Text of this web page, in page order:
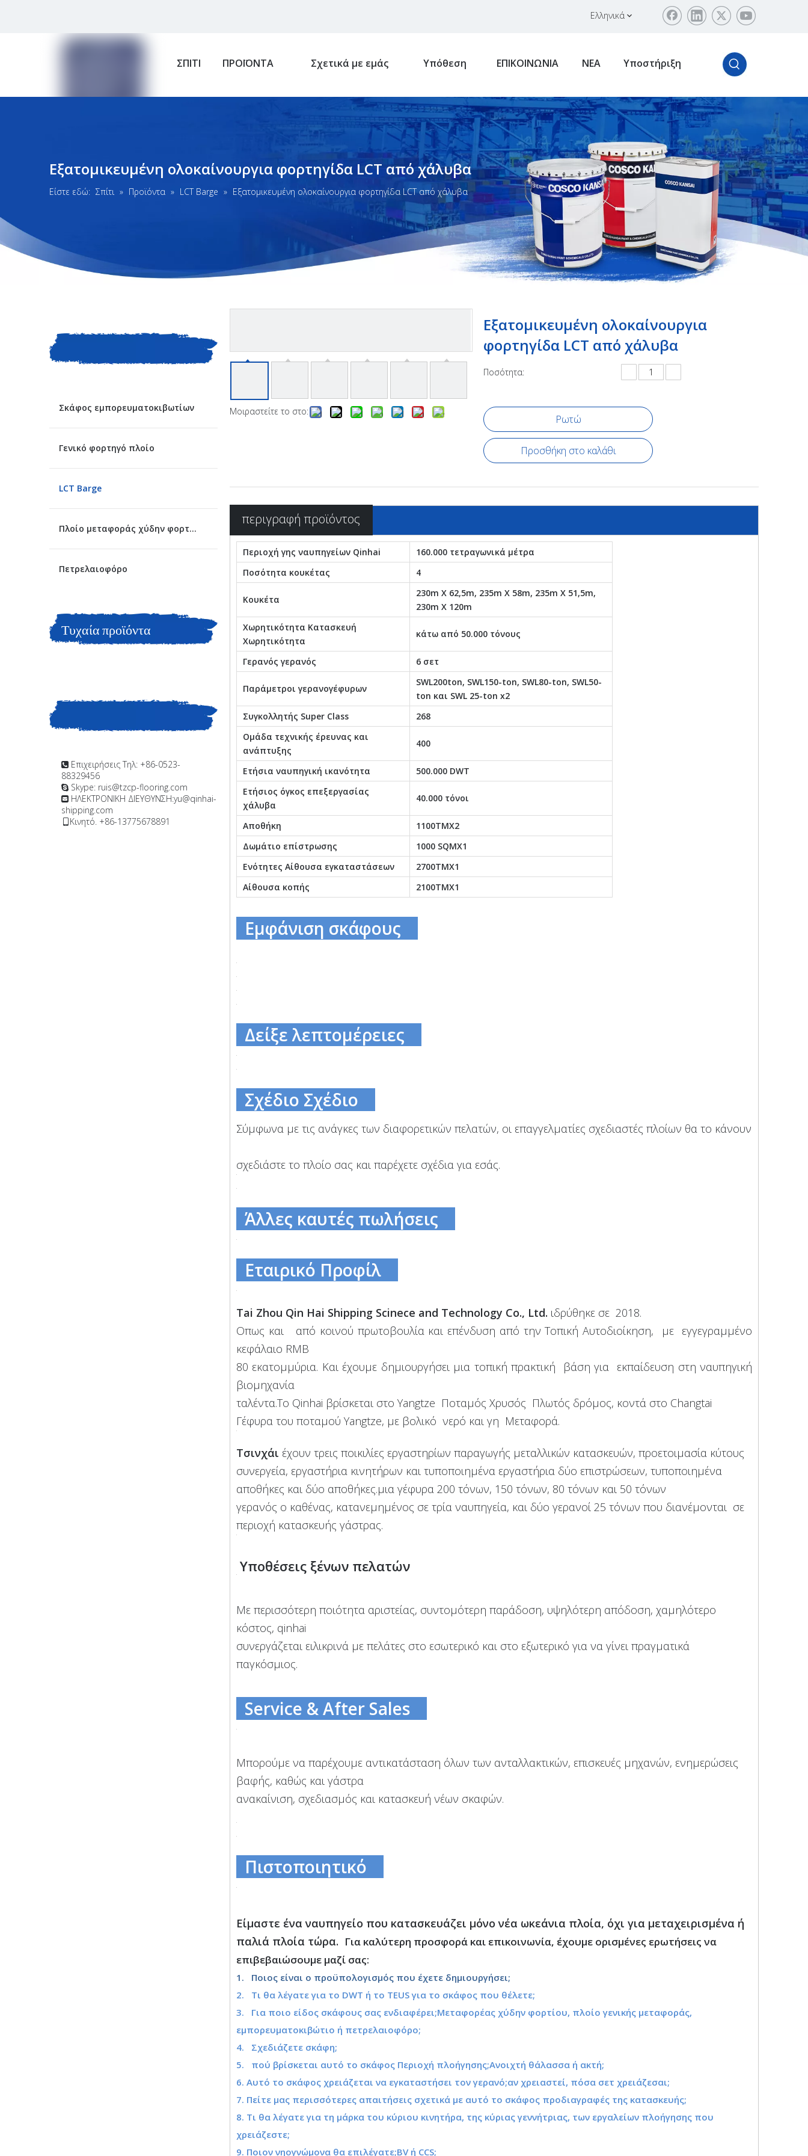
Ελληνικά
ΣΠΙΤΙ ΠΡΟΪΟΝΤΑ Σχετικά με εμάς Υπόθεση ΕΠΙΚΟΙΝΩΝΙΑ ΝΕΑ Υποστήριξη
Εξατομικευμένη ολοκαίνουργια φορτηγίδα LCT από χάλυβα
Είστε εδώ: Σπίτι » Προϊόντα » LCT Barge » Εξατομικευμένη ολοκαίνουργια φορτηγίδα LCT από χάλυβα
ΚΑΤΗΓΟΡΙΑ
ΠΡΟΙΟΝΤΟΣ
Σκάφος εμπορευματοκιβωτίων
Γενικό φορτηγό πλοίο
LCT Barge
Πλοίο μεταφοράς χύδην φορτίου
Πετρελαιοφόρο
Τυχαία προϊόντα
ΕΠΙΚΟΙΝΩΝΗΣΤΕ ΜΑΖΙ
ΜΑΣ
 Επιχειρήσεις Τηλ: +86-0523-
88329456
 Skype: ruis@tzcp-flooring.com
 ΗΛΕΚΤΡΟΝΙΚΗ ΔΙΕΥΘΥΝΣΗ:yu@qinhai-
shipping.com
Κινητό. +86-13775678891
Μοιραστείτε το στο:
Εξατομικευμένη ολοκαίνουργια
φορτηγίδα LCT από χάλυβα
Ποσότητα:
Ρωτώ
Προσθήκη στο καλάθι
περιγραφή προϊόντος
Περιοχή γης ναυπηγείων Qinhai
160.000 τετραγωνικά μέτρα
Ποσότητα κουκέτας
4
Κουκέτα
230m X 62,5m, 235m X 58m, 235m X 51,5m,
230m X 120m
Χωρητικότητα Κατασκευή
Χωρητικότητα
κάτω από 50.000 τόνους
Γερανός γερανός 6 σετ
Παράμετροι γερανογέφυρων
SWL200ton, SWL150-ton, SWL80-ton, SWL50-
ton και SWL 25-ton x2
Συγκολλητής Super Class
268
Ομάδα τεχνικής έρευνας και
ανάπτυξης
400
Ετήσια ναυπηγική ικανότητα
500.000 DWT
Ετήσιος όγκος επεξεργασίας
χάλυβα
40.000 τόνοι
Αποθήκη
1100ΤΜΧ2
Δωμάτιο επίστρωσης
1000 SQMX1
Ενότητες Αίθουσα εγκαταστάσεων
2700ΤΜΧ1
Αίθουσα κοπής
2100ΤΜΧ1
Εμφάνιση σκάφους
Δείξε λεπτομέρειες
Σχέδιο Σχέδιο
Σύμφωνα με τις ανάγκες των διαφορετικών πελατών, οι επαγγελματίες σχεδιαστές πλοίων θα το κάνουν
σχεδιάστε το πλοίο σας και παρέχετε σχέδια για εσάς.
Άλλες καυτές πωλήσεις
Εταιρικό Προφίλ
Tai Zhou Qin Hai Shipping Scinece and Technology Co., Ltd. ιδρύθηκε σε 2018.
Οπως και από κοινού πρωτοβουλία και επένδυση από την Τοπική Αυτοδιοίκηση, με εγγεγραμμένο
κεφάλαιο RMB
80 εκατομμύρια. Και έχουμε δημιουργήσει μια τοπική πρακτική βάση για εκπαίδευση στη ναυπηγική
βιομηχανία
ταλέντα.Το Qinhai βρίσκεται στο Yangtze Ποταμός Χρυσός Πλωτός δρόμος, κοντά στο Changtai
Γέφυρα του ποταμού Yangtze, με βολικό νερό και γη Μεταφορά.
Τσινχάι έχουν τρεις ποικιλίες εργαστηρίων παραγωγής μεταλλικών κατασκευών, προετοιμασία κύτους
συνεργεία, εργαστήρια κινητήρων και τυποποιημένα εργαστήρια δύο επιστρώσεων, τυποποιημένα
αποθήκες και δύο αποθήκες.μια γέφυρα 200 τόνων, 150 τόνων, 80 τόνων και 50 τόνων
γερανός ο καθένας, κατανεμημένος σε τρία ναυπηγεία, και δύο γερανοί 25 τόνων που διανέμονται σε
περιοχή κατασκευής γάστρας.
Υποθέσεις ξένων πελατών
Με περισσότερη ποιότητα αριστείας, συντομότερη παράδοση, υψηλότερη απόδοση, χαμηλότερο
κόστος, qinhai
συνεργάζεται ειλικρινά με πελάτες στο εσωτερικό και στο εξωτερικό για να γίνει πραγματικά
παγκόσμιος.
Service & After Sales
Μπορούμε να παρέχουμε αντικατάσταση όλων των ανταλλακτικών, επισκευές μηχανών, ενημερώσεις
βαφής, καθώς και γάστρα
ανακαίνιση, σχεδιασμός και κατασκευή νέων σκαφών.
Πιστοποιητικό
Είμαστε ένα ναυπηγείο που κατασκευάζει μόνο νέα ωκεάνια πλοία, όχι για μεταχειρισμένα ή
παλιά πλοία τώρα. Για καλύτερη προσφορά και επικοινωνία, έχουμε ορισμένες ερωτήσεις να
επιβεβαιώσουμε μαζί σας:
1. Ποιος είναι ο προϋπολογισμός που έχετε δημιουργήσει;
2. Τι θα λέγατε για το DWT ή το TEUS για το σκάφος που θέλετε;
3. Για ποιο είδος σκάφους σας ενδιαφέρει;Μεταφορέας χύδην φορτίου, πλοίο γενικής μεταφοράς,
εμπορευματοκιβώτιο ή πετρελαιοφόρο;
4. Σχεδιάζετε σκάφη;
5. πού βρίσκεται αυτό το σκάφος Περιοχή πλοήγησης;Ανοιχτή θάλασσα ή ακτή;
6. Αυτό το σκάφος χρειάζεται να εγκαταστήσει τον γερανό;αν χρειαστεί, πόσα σετ χρειάζεσαι;
7. Πείτε μας περισσότερες απαιτήσεις σχετικά με αυτό το σκάφος προδιαγραφές της κατασκευής;
8. Τι θα λέγατε για τη μάρκα του κύριου κινητήρα, της κύριας γεννήτριας, των εργαλείων πλοήγησης που
χρειάζεστε;
9. Ποιον νηογνώμονα θα επιλέγατε;BV ή CCS;